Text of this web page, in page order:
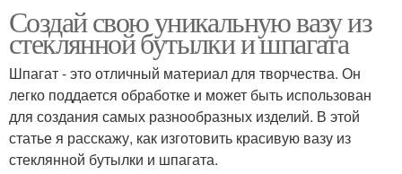
Создай свою уникальную вазу из
стеклянной бутылки и шпагата
Шпагат - это отличный материал для творчества. Он
легко поддается обработке и может быть использован
для создания самых разнообразных изделий. В этой
статье я расскажу, как изготовить красивую вазу из
стеклянной бутылки и шпагата.